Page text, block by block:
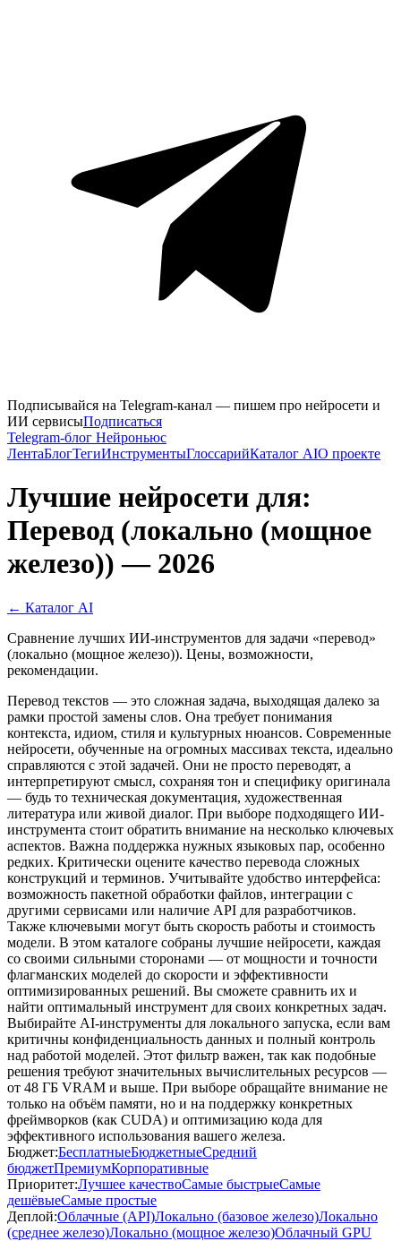
Подписывайся на Telegram-канал — пишем про нейросети и
ИИ сервисыПодписаться
Telegram-блог Нейроньюс
ЛентаБлогТегиИнструментыГлоссарийКаталог AIО проекте
Лучшие нейросети для:
Перевод (локально (мощное
железо)) — 2026
← Каталог AI
Сравнение лучших ИИ-инструментов для задачи «перевод»
(локально (мощное железо)). Цены, возможности,
рекомендации.
Перевод текстов — это сложная задача, выходящая далеко за
рамки простой замены слов. Она требует понимания
контекста, идиом, стиля и культурных нюансов. Современные
нейросети, обученные на огромных массивах текста, идеально
справляются с этой задачей. Они не просто переводят, а
интерпретируют смысл, сохраняя тон и специфику оригинала
— будь то техническая документация, художественная
литература или живой диалог. При выборе подходящего ИИ-
инструмента стоит обратить внимание на несколько ключевых
аспектов. Важна поддержка нужных языковых пар, особенно
редких. Критически оцените качество перевода сложных
конструкций и терминов. Учитывайте удобство интерфейса:
возможность пакетной обработки файлов, интеграции с
другими сервисами или наличие API для разработчиков.
Также ключевыми могут быть скорость работы и стоимость
модели. В этом каталоге собраны лучшие нейросети, каждая
со своими сильными сторонами — от мощности и точности
флагманских моделей до скорости и эффективности
оптимизированных решений. Вы сможете сравнить их и
найти оптимальный инструмент для своих конкретных задач.
Выбирайте AI-инструменты для локального запуска, если вам
критичны конфиденциальность данных и полный контроль
над работой моделей. Этот фильтр важен, так как подобные
решения требуют значительных вычислительных ресурсов —
от 48 ГБ VRAM и выше. При выборе обращайте внимание не
только на объём памяти, но и на поддержку конкретных
фреймворков (как CUDA) и оптимизацию кода для
эффективного использования вашего железа.
Бюджет:БесплатныеБюджетныеСредний
бюджетПремиумКорпоративные
Приоритет:Лучшее качествоСамые быстрыеСамые
дешёвыеСамые простые
Деплой:Облачные (API)Локально (базовое железо)Локально
(среднее железо)Локально (мощное железо)Облачный GPU